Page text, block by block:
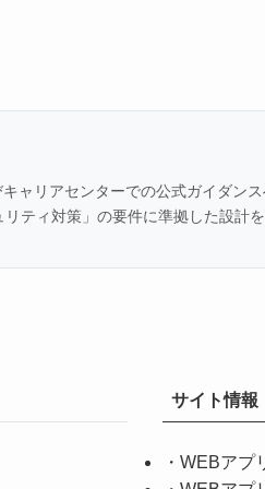
ャリアセンターでの公式ガイダン
ティ対策」の要件に準拠した設計を
サイト情報
・ WEBアプ